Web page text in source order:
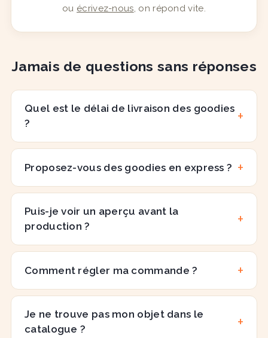
ou écrivez-nous, on répond vite.
Jamais de questions sans réponses
Quel est le délai de livraison des goodies
?
Proposez-vous des goodies en express ?
Puis-je voir un aperçu avant la
production ?
Comment régler ma commande ?
Je ne trouve pas mon objet dans le
catalogue ?